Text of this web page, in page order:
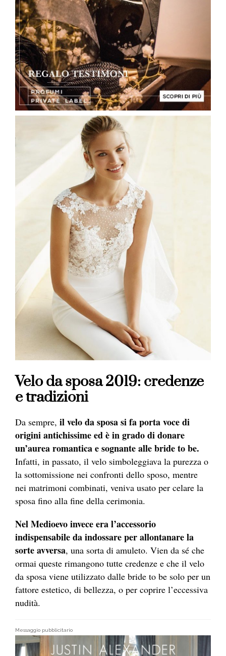
Velo da sposa 2019: credenze
e tradizioni
Da sempre, il velo da sposa si fa porta voce di
origini antichissime ed è in grado di donare
un’aurea romantica e sognante alle bride to be.
Infatti, in passato, il velo simboleggiava la purezza o
la sottomissione nei confronti dello sposo, mentre
nei matrimoni combinati, veniva usato per celare la
sposa fino alla fine della cerimonia.
Nel Medioevo invece era l’accessorio
indispensabile da indossare per allontanare la
sorte avversa, una sorta di amuleto. Vien da sé che
ormai queste rimangono tutte credenze e che il velo
da sposa viene utilizzato dalle bride to be solo per un
fattore estetico, di bellezza, o per coprire l’eccessiva
nudità.
Messaggio pubblicitario